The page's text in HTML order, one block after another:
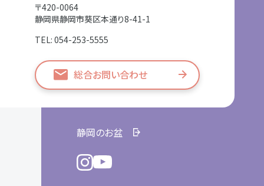
〒420-0064
静岡県静岡市葵区本通り8-41-1
TEL: 054-253-5555
総合お問い合わせ
静岡のお盆